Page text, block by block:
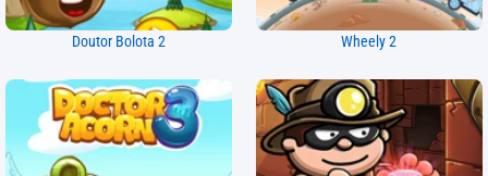
Doutor Bolota 2 Wheely 2